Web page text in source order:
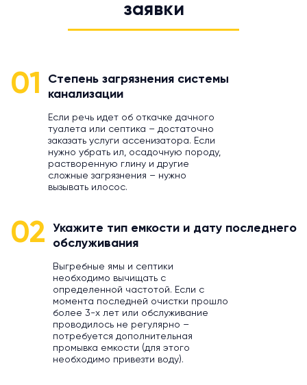
заявки
01
Степень загрязнения системы
канализации
Если речь идет об откачке дачного
туалета или септика – достаточно
заказать услуги ассенизатора. Если
нужно убрать ил, осадочную породу,
растворенную глину и другие
сложные загрязнения – нужно
вызывать илосос.
02
Укажите тип емкости и дату последнего
обслуживания
Выгребные ямы и септики
необходимо вычищать с
определенной частотой. Если с
момента последней очистки прошло
более 3-х лет или обслуживание
проводилось не регулярно –
потребуется дополнительная
промывка емкости (для этого
необходимо привезти воду).